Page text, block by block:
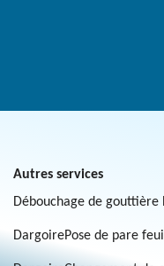
Autres services
Débouchage de gouttière
DargoirePose de pare